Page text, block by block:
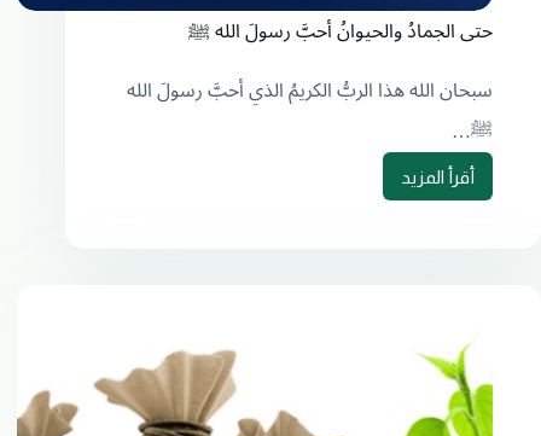
حتى الجمادُ والحيوانُ أحبَّ رسولَ الله ﷺ
سبحان الله هذا الربُّ الكريمُ الذي أحبَّ رسولَ الله
ﷺ…
أقرأ المزيد